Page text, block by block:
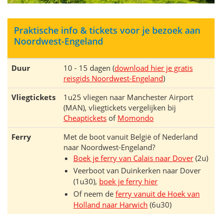
Praktische info & tickets voor je bezoek aan
Noordwest-Engeland
Duur 10 - 15 dagen (download hier je gratis
reisgids Noordwest-Engeland)
Vliegtickets
1u25 vliegen naar Manchester Airport
(MAN), vliegtickets vergelijken bij
Cheaptickets of Momondo
Ferry
Met de boot vanuit België of Nederland
naar Noordwest-Engeland?
Boek je ferry van Calais naar Dover (2u)
Veerboot van Duinkerken naar Dover
(1u30), boek je ferry hier
Of neem de ferry vanuit de Hoek van
Holland naar Harwich (6u30)